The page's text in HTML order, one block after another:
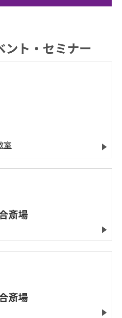
ント・セミナー
室
斎場
斎場